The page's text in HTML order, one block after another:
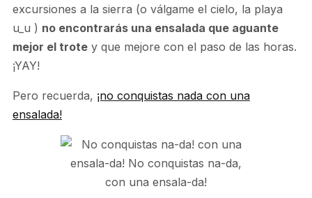
excursiones a la sierra (o válgame el cielo, la playa
u_u ) no encontrarás una ensalada que aguante
mejor el trotey que mejore con el paso de las horas.
¡YAY!
Pero recuerda, ¡no conquistas nada con una
ensalada!